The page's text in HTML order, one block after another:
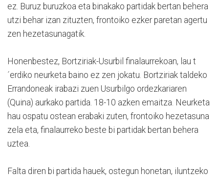
ez. Buruz buruzkoa eta binakako partidak bertan behera
utzi behar izan zituzten, frontoiko ezker paretan agertu
zen hezetasunagatik.
Honenbestez, Bortziriak-Usurbil finalaurrekoan, lau t
´erdiko neurketa baino ez zen jokatu. Bortziriak taldeko
Errandoneak irabazi zuen Usurbilgo ordezkariaren
(Quina) aurkako partida. 18-10 azken emaitza. Neurketa
hau ospatu ostean erabaki zuten, frontoiko hezetasuna
zela eta, finalaurreko beste bi partidak bertan behera
uztea.
Falta diren bi partida hauek, ostegun honetan, iluntzeko